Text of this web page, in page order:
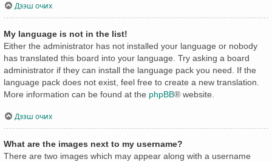
Дээш очих
My language is not in the list!
Either the administrator has not installed your language or nobody
has translated this board into your language. Try asking a board
administrator if they can install the language pack you need. If the
language pack does not exist, feel free to create a new translation.
More information can be found at the phpBB® website.
Дээш очих
What are the images next to my username?
There are two images which may appear along with a username